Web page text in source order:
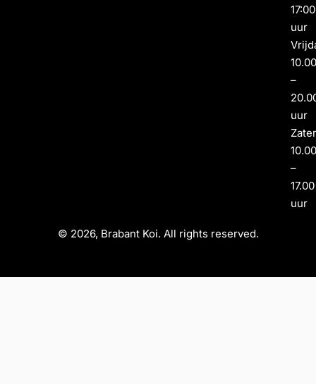
17:00
uur
–
uur
–
17.00
uur
© 2026, Brabant Koi. All rights reserved.